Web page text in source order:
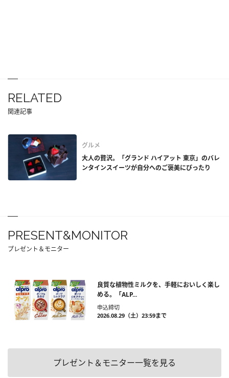
RELATED
関連記事
グルメ
大人の贅沢。「グランド ハイアット 東京」のバレ
ンタインスイーツが自分へのご褒美にぴったり
PRESENT&MONITOR
プレゼント＆モニター
良質な植物性ミルクを、手軽においしく楽し
める。「ALP...
申込締切
2026.08.29（土）23:59まで
プレゼント＆モニター一覧を見る